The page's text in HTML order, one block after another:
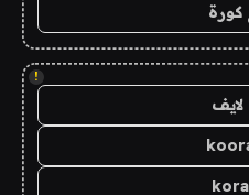
كورة
!
لايف